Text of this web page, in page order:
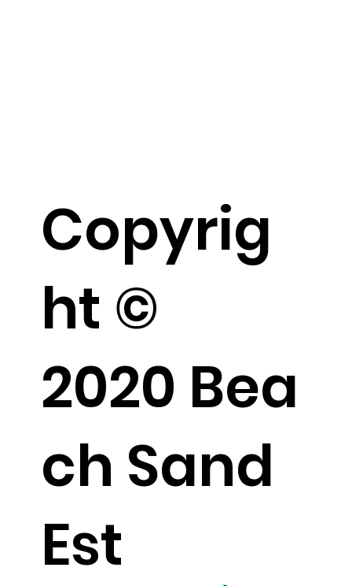
Copyrig
ht ©
2020 Bea
ch Sand
Est